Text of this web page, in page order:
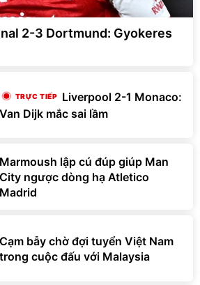
2-3 Dortmund: Gyokeres
Liverpool 2-1 Monaco:
Van Dijk mắc sai lầm
Marmoush lập cú đúp giúp Man
City ngược dòng hạ Atletico
Madrid
Cạm bẫy chờ đợi tuyển Việt Nam
trong cuộc đấu với Malaysia